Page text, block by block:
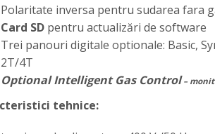
Polaritate inversa pentru sudarea fara
Card SD pentru actualizări de software
Trei panouri digitale optionale: Basic,
2T/4T
Optional Intelligent Gas Control–
tehnice: